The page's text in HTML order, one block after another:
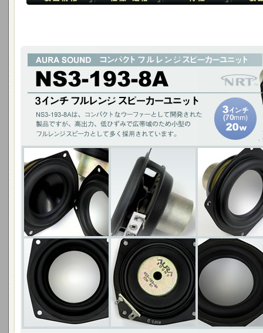
3インチ フルレンジ スピーカーユニット
NSW3-193-8Aは、コンパクトなウーファーとして開発された製品ですが、
型のフルレンジスピーカとしても多く採用されています。
3インチ(70mm)20W / アルミニウムコーン ・ブラック ・シルバー